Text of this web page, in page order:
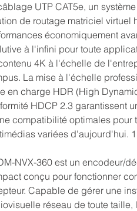
UTP CAT5e, un
de routage matriciel virtuel
économiquement
à l'infini pour toute
4K à l'échelle de
La mise à l'échelle
en charge HDR (High
HDCP 2.3 garantissent
compatibilité optimales pour
variées d'aujourd'hui.
NVX-360 est un encodeur/
conçu pour fonctionner
Capable de gérer une
réseau de toute taille,